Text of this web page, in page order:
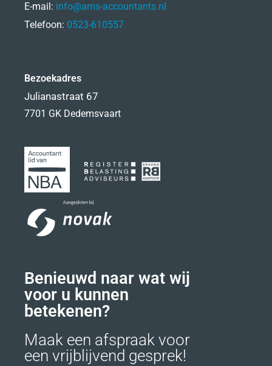
E-mail: info@ams-accountants.nl
Telefoon: 0523-610557
Bezoekadres
Julianastraat 67
7701 GK Dedemsvaart
Benieuwd naar wat wij
voor u kunnen
betekenen?
Maak een afspraak voor
een vrijblijvend gesprek!